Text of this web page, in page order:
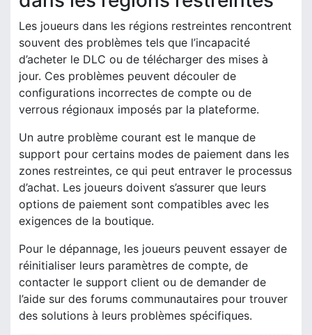
Les joueurs dans les régions restreintes rencontrent
souvent des problèmes tels que l’incapacité
d’acheter le DLC ou de télécharger des mises à
jour. Ces problèmes peuvent découler de
configurations incorrectes de compte ou de
verrous régionaux imposés par la plateforme.
Un autre problème courant est le manque de
support pour certains modes de paiement dans les
zones restreintes, ce qui peut entraver le processus
d’achat. Les joueurs doivent s’assurer que leurs
options de paiement sont compatibles avec les
exigences de la boutique.
Pour le dépannage, les joueurs peuvent essayer de
réinitialiser leurs paramètres de compte, de
contacter le support client ou de demander de
l’aide sur des forums communautaires pour trouver
des solutions à leurs problèmes spécifiques.